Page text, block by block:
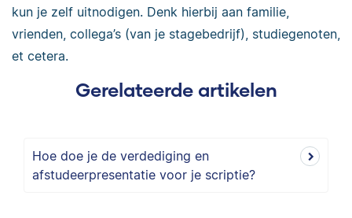
kun je zelf uitnodigen. Denk hierbij aan familie,
vrienden, collega’s (van je stagebedrijf), studiegenoten,
et cetera.
Gerelateerde artikelen
Hoe doe je de verdediging en
afstudeerpresentatie voor je scriptie?